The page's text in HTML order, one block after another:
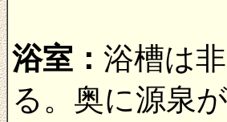
浴室： 浴槽は
る。奥に源泉